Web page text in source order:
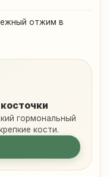
отжим в
гормональный
кости.